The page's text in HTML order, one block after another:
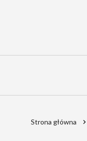
Strona główna